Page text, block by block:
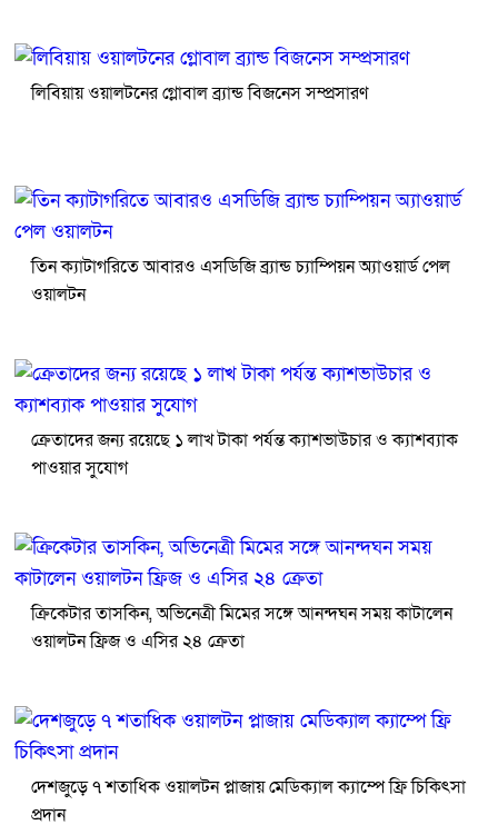
লিবিয়ায় ওয়ালটনের গ্লোবাল ব্র্যান্ড বিজনেস সম্প্রসারণ
তিন ক্যাটাগরিতে আবারও এসডিজি ব্র্যান্ড চ্যাম্পিয়ন অ্যাওয়ার্ড পেল
ওয়ালটন
ক্রেতাদের জন্য রয়েছে ১ লাখ টাকা পর্যন্ত ক্যাশভাউচার ও ক্যাশব্যাক
পাওয়ার সুযোগ
ক্রিকেটার তাসকিন, অভিনেত্রী মিমের সঙ্গে আনন্দঘন সময় কাটালেন
ওয়ালটন ফ্রিজ ও এসির ২৪ ক্রেতা
দেশজুড়ে ৭ শতাধিক ওয়ালটন প্লাজায় মেডিক্যাল ক্যাম্পে ফ্রি চিকিৎসা
প্রদান